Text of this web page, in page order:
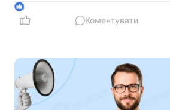
4
Коментувати